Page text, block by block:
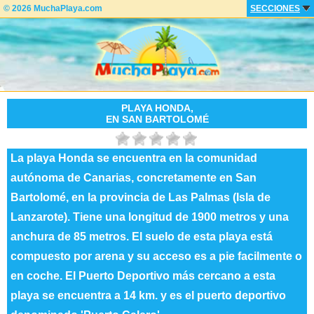
© 2026 MuchaPlaya.com SECCIONES
PLAYA HONDA,
EN SAN BARTOLOMÉ
La playa Honda se encuentra en la comunidad
autónoma de Canarias, concretamente en San
Bartolomé, en la provincia de Las Palmas (Isla de
Lanzarote). Tiene una longitud de 1900 metros y una
anchura de 85 metros. El suelo de esta playa está
compuesto por arena y su acceso es a pie facilmente o
en coche. El Puerto Deportivo más cercano a esta
playa se encuentra a 14 km. y es el puerto deportivo